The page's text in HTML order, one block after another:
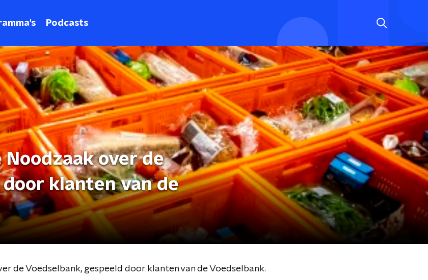
Podcasts
over de
klanten van de
de Voedselbank, gespeeld door klanten van de Voedselbank.